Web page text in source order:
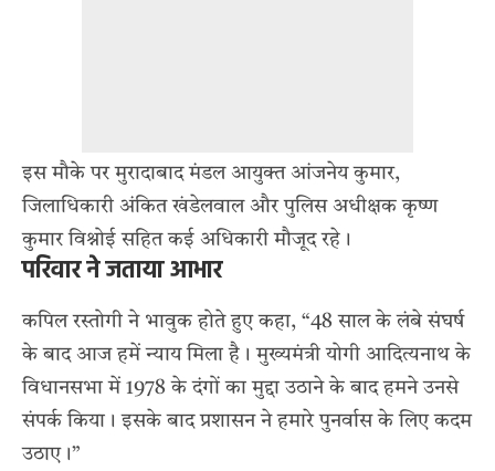
इस मौके पर मुरादाबाद मंडल आयुक्त आंजनेय कुमार,
जिलाधिकारी अंकित खंडेलवाल और पुलिस अधीक्षक कृष्ण
कुमार विश्नोई सहित कई अधिकारी मौजूद रहे।
परिवार ने जताया आभार
कपिल रस्तोगी ने भावुक होते हुए कहा, “48 साल के लंबे संघर्ष
के बाद आज हमें न्याय मिला है। मुख्यमंत्री योगी आदित्यनाथ के
विधानसभा में 1978 के दंगों का मुद्दा उठाने के बाद हमने उनसे
संपर्क किया। इसके बाद प्रशासन ने हमारे पुनर्वास के लिए कदम
उठाए।”